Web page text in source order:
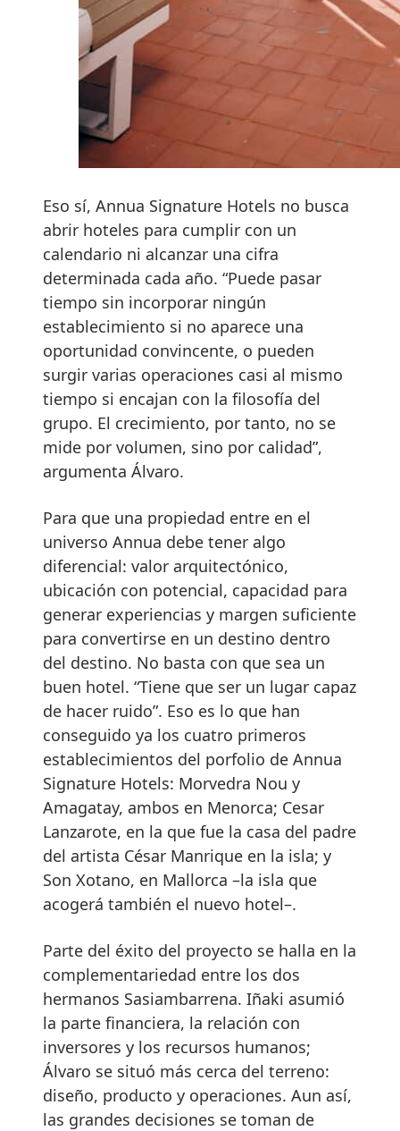
Eso sí, Annua Signature Hotels no busca
abrir hoteles para cumplir con un
calendario ni alcanzar una cifra
determinada cada año. “Puede pasar
tiempo sin incorporar ningún
establecimiento si no aparece una
oportunidad convincente, o pueden
surgir varias operaciones casi al mismo
tiempo si encajan con la filosofía del
grupo. El crecimiento, por tanto, no se
mide por volumen, sino por calidad”,
argumenta Álvaro.
Para que una propiedad entre en el
universo Annua debe tener algo
diferencial: valor arquitectónico,
ubicación con potencial, capacidad para
generar experiencias y margen suficiente
para convertirse en un destino dentro
del destino. No basta con que sea un
buen hotel. “Tiene que ser un lugar capaz
de hacer ruido”. Eso es lo que han
conseguido ya los cuatro primeros
establecimientos del porfolio de Annua
Signature Hotels: Morvedra Nou y
Amagatay, ambos en Menorca; Cesar
Lanzarote, en la que fue la casa del padre
del artista César Manrique en la isla; y
Son Xotano, en Mallorca –la isla que
acogerá también el nuevo hotel–.
Parte del éxito del proyecto se halla en la
complementariedad entre los dos
hermanos Sasiambarrena. Iñaki asumió
la parte financiera, la relación con
inversores y los recursos humanos;
Álvaro se situó más cerca del terreno:
diseño, producto y operaciones. Aun así,
las grandes decisiones se toman de